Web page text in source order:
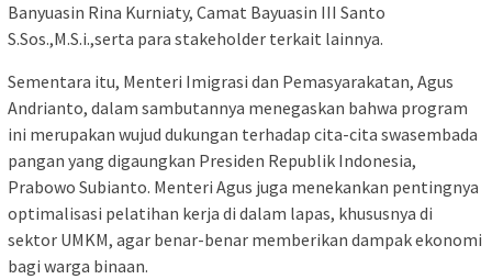
Banyuasin Rina Kurniaty, Camat Bayuasin III Santo
S.Sos.,M.S.i.,serta para stakeholder terkait lainnya.
Sementara itu, Menteri Imigrasi dan Pemasyarakatan, Agus
Andrianto, dalam sambutannya menegaskan bahwa program
ini merupakan wujud dukungan terhadap cita-cita swasembada
pangan yang digaungkan Presiden Republik Indonesia,
Prabowo Subianto. Menteri Agus juga menekankan pentingnya
optimalisasi pelatihan kerja di dalam lapas, khususnya di
sektor UMKM, agar benar-benar memberikan dampak ekonomi
bagi warga binaan.